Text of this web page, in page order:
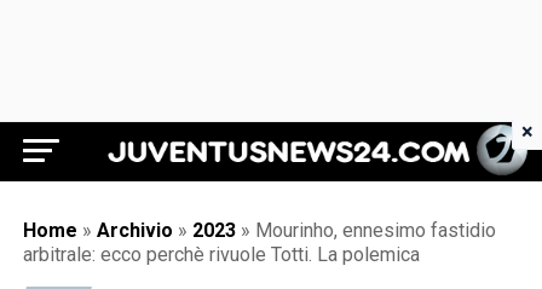
Juventus News 24
Home » Archivio » 2023 » Mourinho, ennesimo fastidio
arbitrale: ecco perchè rivuole Totti. La polemica
×